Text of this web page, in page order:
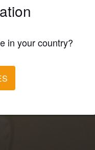
in your country?